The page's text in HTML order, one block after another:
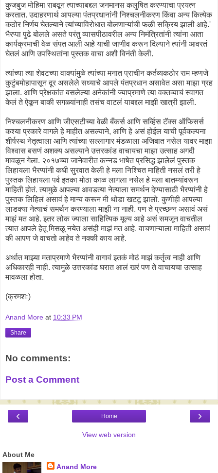
कुजबुज मोहिमा राबवून त्याच्याबद्दल जनमानस कलुषित करण्याचा प्रयत्न
करतात. उदाहरणार्थ आपल्या पंतप्रधानांनी निश्चलनीकरण किंवा अन्य कित्येक
कठोर निर्णय घेतल्याने त्यांच्याविरोधात बोलणाऱ्यांची फळी सक्रिय झाली आहे.'
भैरप्पा पुढे बोलले असते परंतु व्यासपीठावरील अन्य निमंत्रितांनी त्यांना आता
कार्यक्रमाची वेळ संपत आली आहे याची जाणीव करून दिल्याने त्यांनी आवरतं
घेतलं आणि उपस्थितांना पुस्तक वाचा अशी विनंती केली.
त्यांच्या त्या शेवटच्या वाक्यांमुळे त्यांच्या मनात प्राचीन कर्तव्यकठोर राम म्हणजे
कुटुंबमोहापासून दूर असलेले सध्याचे आपले पंतप्रधान असावेत असा माझा ग्रह
झाला. आणि प्रेक्षकांत बसलेल्या अनेकांनी ज्याप्रमाणे त्या वक्तव्याचं स्वागत
केलं ते ऐकून बाकी सगळ्यांनाही तसंच वाटलं याबद्दल माझी खात्री झाली.
निश्चलनीकरण आणि जीएसटीच्या वेळी बँकर्स आणि सर्व्हिस टॅक्स ऑफिसर्स
कश्या प्रकारे वागले हे माहीत असल्याने, आणि हे असं होईल याची पूर्वकल्पना
शीर्षस्थ नेतृत्वाला आणि त्यांच्या सल्लागार मंडळाला अजिबात नसेल यावर माझा
विश्वास बसणं अशक्य असल्याने उत्तरकांड वाचायचा माझा उत्साह अगदी
मावळून गेला. २०१७च्या जानेवारीत कन्नड भाषेत प्रसिद्ध झालेलं पुस्तक
लिहायला भैरप्पांनी कधी सुरवात केली हे मला निश्चित माहिती नसलं तरी हे
पुस्तक लिहायला पर्व इतका मोठा काळ लागला नसेल हे मला बातम्यांवरून
माहिती होतं. त्यामुळे आपल्या आवडत्या नेत्याला समर्थन देण्यासाठी भैरप्पांनी हे
पुस्तक लिहिलं असावं हे मान्य करून मी थोडा खटटू झालो. कुणीही आपल्या
लाडक्या नेत्याचं समर्थन करण्याला माझी ना नाही. पण ते प्रच्छन्न असावं असं
माझं मत आहे. इतर लोक ज्याला साहित्यिक मूल्य आहे असं समजून वाचतील
त्यात आपले हेतू मिसळू नयेत असंही माझं मत आहे. वाचणाऱ्याला माहिती असावं
की आपण जे वाचतो आहेव ते नक्की काय आहे.
अर्थात माझ्या मताप्रमाणे भैरप्पांनी वागावं इतकं मोठं माझं कर्तृत्व नाही आणि
अधिकारही नाही. त्यामुळे उत्तरकांड घरात आलं खरं पण ते वाचायचा उत्साह
मावळला होता.
(क्रमशः)
Anand More at 10:33 PM
Share
No comments:
Post a Comment
‹ ›
Home
View web version
About Me
Anand More